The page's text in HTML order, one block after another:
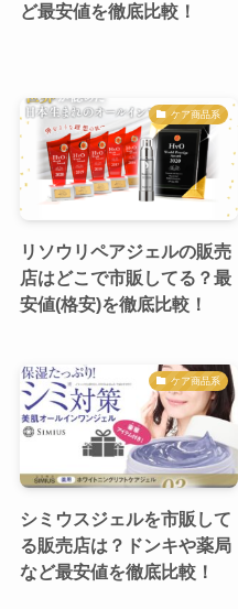
ど最安値を徹底比較！
ケア商品系
リソウリペアジェルの販売
店はどこで市販してる？最
安値(格安)を徹底比較！
ケア商品系
シミウスジェルを市販して
る販売店は？ドンキや薬局
など最安値を徹底比較！